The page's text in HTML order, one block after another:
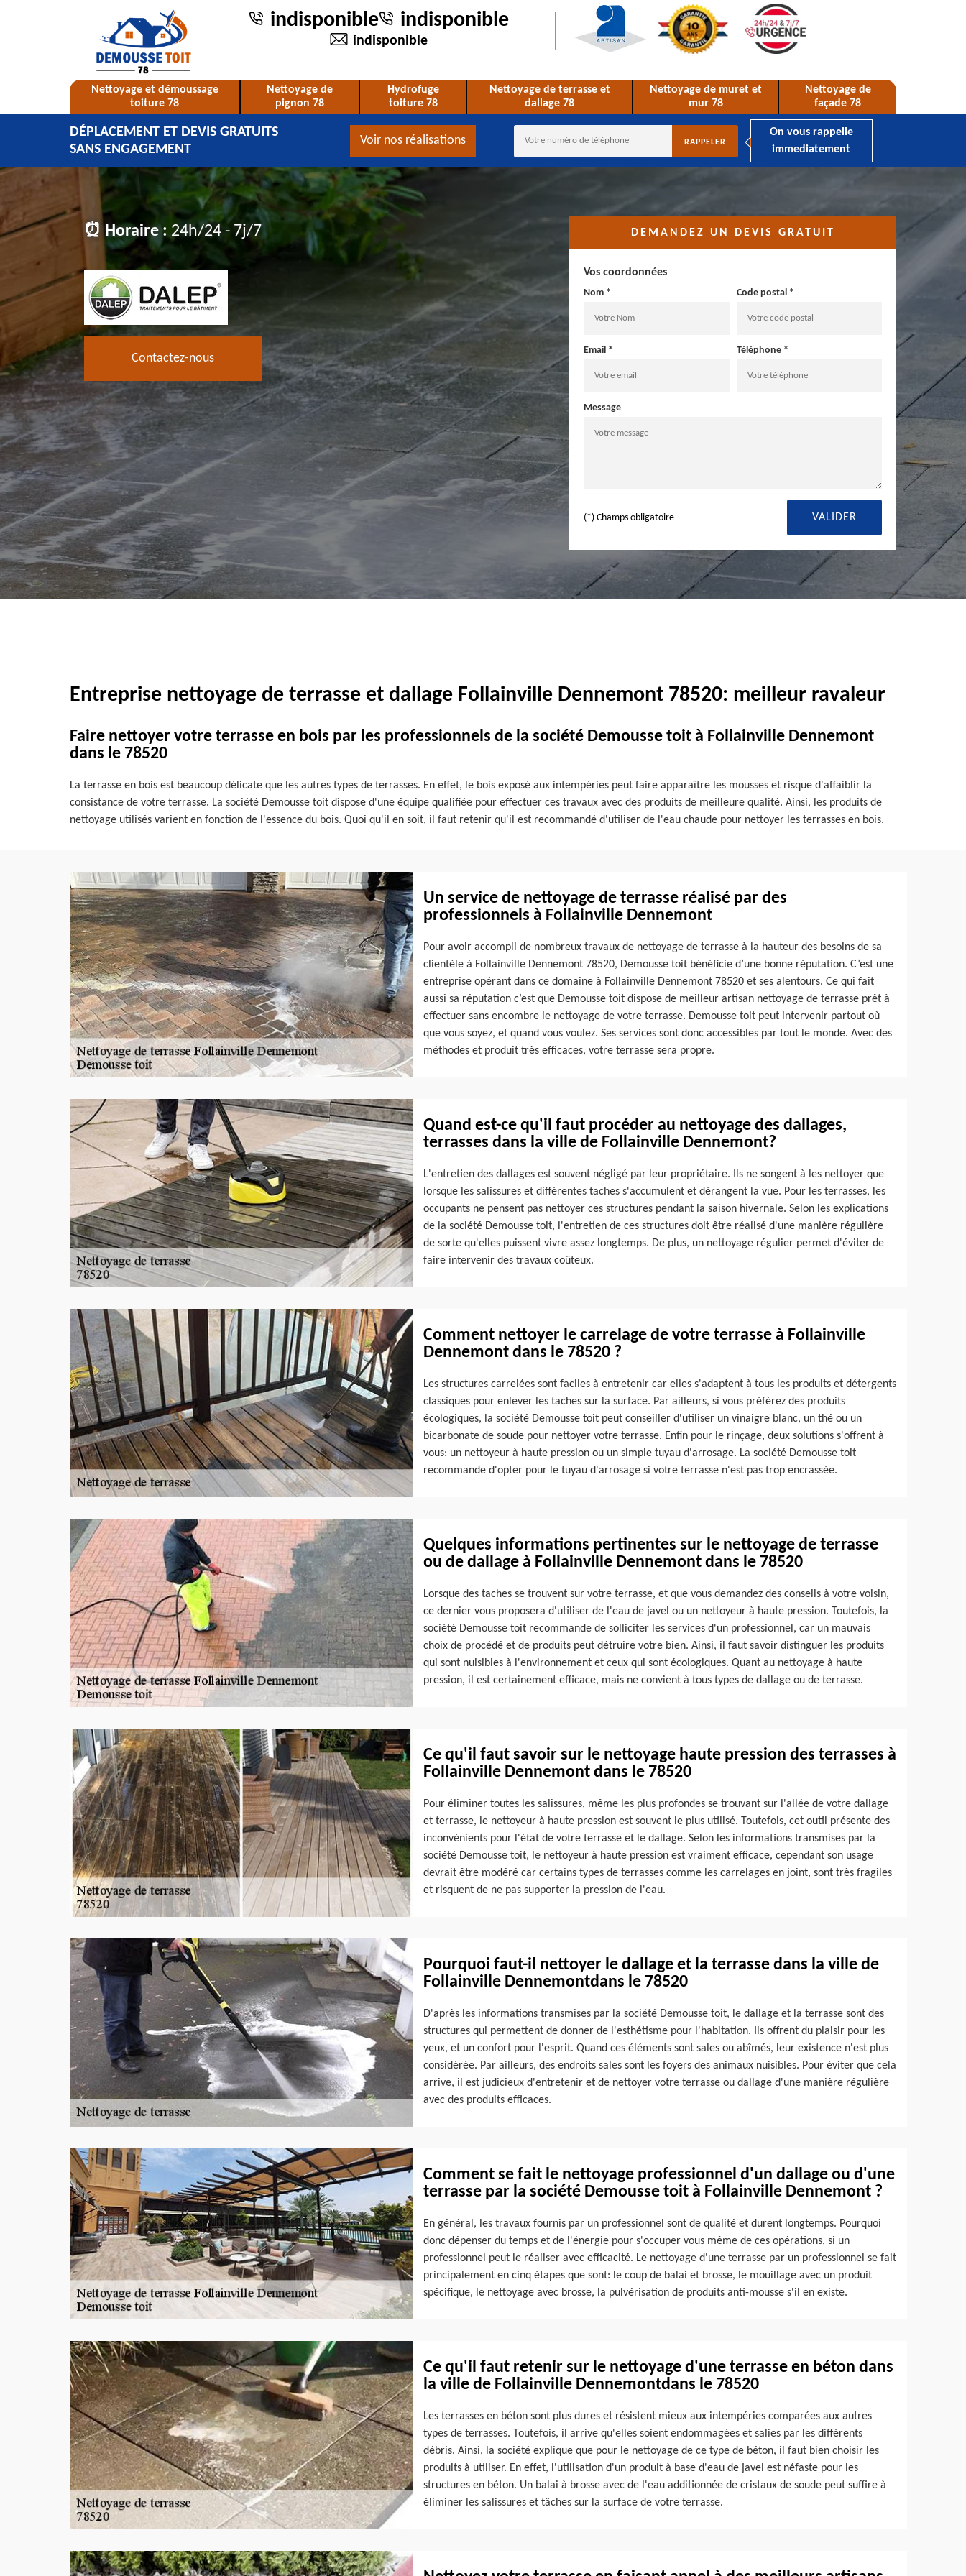
indisponible indisponible
indisponible
Nettoyage et démoussage
toiture 78
Nettoyage de
pignon 78
Hydrofuge
toiture 78
Nettoyage de terrasse et
dallage 78
Nettoyage de muret et
mur 78
Nettoyage de
façade 78
DÉPLACEMENT ET DEVIS GRATUITS
SANS ENGAGEMENT
Voir nos réalisations
On vous rappelle
immediatement
⏰ Horaire : 24h/24 - 7j/7
Contactez-nous
DEMANDEZ UN DEVIS GRATUIT
Vos coordonnées
Nom * Code postal *
Email * Téléphone *
Message
(*) Champs obligatoire
Entreprise nettoyage de terrasse et dallage Follainville Dennemont 78520: meilleur ravaleur
Faire nettoyer votre terrasse en bois par les professionnels de la société Demousse toit à Follainville Dennemont
dans le 78520
La terrasse en bois est beaucoup délicate que les autres types de terrasses. En effet, le bois exposé aux intempéries peut faire apparaître les mousses et risque d'affaiblir la
consistance de votre terrasse. La société Demousse toit dispose d'une équipe qualifiée pour effectuer ces travaux avec des produits de meilleure qualité. Ainsi, les produits de
nettoyage utilisés varient en fonction de l'essence du bois. Quoi qu'il en soit, il faut retenir qu'il est recommandé d'utiliser de l'eau chaude pour nettoyer les terrasses en bois.
Un service de nettoyage de terrasse réalisé par des
professionnels à Follainville Dennemont
Pour avoir accompli de nombreux travaux de nettoyage de terrasse à la hauteur des besoins de sa
clientèle à Follainville Dennemont 78520, Demousse toit bénéficie d’une bonne réputation. C’est une
entreprise opérant dans ce domaine à Follainville Dennemont 78520 et ses alentours. Ce qui fait
aussi sa réputation c’est que Demousse toit dispose de meilleur artisan nettoyage de terrasse prêt à
effectuer sans encombre le nettoyage de votre terrasse. Demousse toit peut intervenir partout où
que vous soyez, et quand vous voulez. Ses services sont donc accessibles par tout le monde. Avec des
méthodes et produit très efficaces, votre terrasse sera propre.
Quand est-ce qu'il faut procéder au nettoyage des dallages,
terrasses dans la ville de Follainville Dennemont?
L'entretien des dallages est souvent négligé par leur propriétaire. Ils ne songent à les nettoyer que
lorsque les salissures et différentes taches s'accumulent et dérangent la vue. Pour les terrasses, les
occupants ne pensent pas nettoyer ces structures pendant la saison hivernale. Selon les explications
de la société Demousse toit, l'entretien de ces structures doit être réalisé d'une manière régulière
de sorte qu'elles puissent vivre assez longtemps. De plus, un nettoyage régulier permet d'éviter de
faire intervenir des travaux coûteux.
Comment nettoyer le carrelage de votre terrasse à Follainville
Dennemont dans le 78520 ?
Les structures carrelées sont faciles à entretenir car elles s'adaptent à tous les produits et détergents
classiques pour enlever les taches sur la surface. Par ailleurs, si vous préférez des produits
écologiques, la société Demousse toit peut conseiller d'utiliser un vinaigre blanc, un thé ou un
bicarbonate de soude pour nettoyer votre terrasse. Enfin pour le rinçage, deux solutions s'offrent à
vous: un nettoyeur à haute pression ou un simple tuyau d'arrosage. La société Demousse toit
recommande d'opter pour le tuyau d'arrosage si votre terrasse n'est pas trop encrassée.
Quelques informations pertinentes sur le nettoyage de terrasse
ou de dallage à Follainville Dennemont dans le 78520
Lorsque des taches se trouvent sur votre terrasse, et que vous demandez des conseils à votre voisin,
ce dernier vous proposera d'utiliser de l'eau de javel ou un nettoyeur à haute pression. Toutefois, la
société Demousse toit recommande de solliciter les services d'un professionnel, car un mauvais
choix de procédé et de produits peut détruire votre bien. Ainsi, il faut savoir distinguer les produits
qui sont nuisibles à l'environnement et ceux qui sont écologiques. Quant au nettoyage à haute
pression, il est certainement efficace, mais ne convient à tous types de dallage ou de terrasse.
Ce qu'il faut savoir sur le nettoyage haute pression des terrasses à
Follainville Dennemont dans le 78520
Pour éliminer toutes les salissures, même les plus profondes se trouvant sur l'allée de votre dallage
et terrasse, le nettoyeur à haute pression est souvent le plus utilisé. Toutefois, cet outil présente des
inconvénients pour l'état de votre terrasse et le dallage. Selon les informations transmises par la
société Demousse toit, le nettoyeur à haute pression est vraiment efficace, cependant son usage
devrait être modéré car certains types de terrasses comme les carrelages en joint, sont très fragiles
et risquent de ne pas supporter la pression de l'eau.
Pourquoi faut-il nettoyer le dallage et la terrasse dans la ville de
Follainville Dennemontdans le 78520
D'après les informations transmises par la société Demousse toit, le dallage et la terrasse sont des
structures qui permettent de donner de l'esthétisme pour l'habitation. Ils offrent du plaisir pour les
yeux, et un confort pour l'esprit. Quand ces éléments sont sales ou abîmés, leur existence n'est plus
considérée. Par ailleurs, des endroits sales sont les foyers des animaux nuisibles. Pour éviter que cela
arrive, il est judicieux d'entretenir et de nettoyer votre terrasse ou dallage d'une manière régulière
avec des produits efficaces.
Comment se fait le nettoyage professionnel d'un dallage ou d'une
terrasse par la société Demousse toit à Follainville Dennemont ?
En général, les travaux fournis par un professionnel sont de qualité et durent longtemps. Pourquoi
donc dépenser du temps et de l'énergie pour s'occuper vous même de ces opérations, si un
professionnel peut le réaliser avec efficacité. Le nettoyage d'une terrasse par un professionnel se fait
principalement en cinq étapes que sont: le coup de balai et brosse, le mouillage avec un produit
spécifique, le nettoyage avec brosse, la pulvérisation de produits anti-mousse s'il en existe.
Ce qu'il faut retenir sur le nettoyage d'une terrasse en béton dans
la ville de Follainville Dennemontdans le 78520
Les terrasses en béton sont plus dures et résistent mieux aux intempéries comparées aux autres
types de terrasses. Toutefois, il arrive qu'elles soient endommagées et salies par les différents
débris. Ainsi, la société explique que pour le nettoyage de ce type de béton, il faut bien choisir les
produits à utiliser. En effet, l'utilisation d'un produit à base d'eau de javel est néfaste pour les
structures en béton. Un balai à brosse avec de l'eau additionnée de cristaux de soude peut suffire à
éliminer les salissures et tâches sur la surface de votre terrasse.